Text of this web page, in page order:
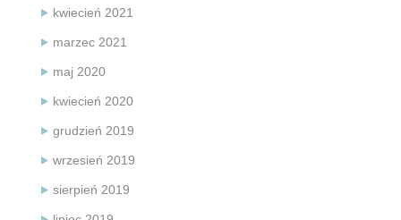
kwiecień 2021
marzec 2021
maj 2020
kwiecień 2020
grudzień 2019
wrzesień 2019
sierpień 2019